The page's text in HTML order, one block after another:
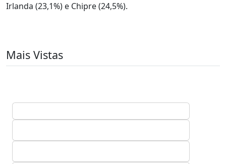
Irlanda (23,1%) e Chipre (24,5%).
Mais Vistas